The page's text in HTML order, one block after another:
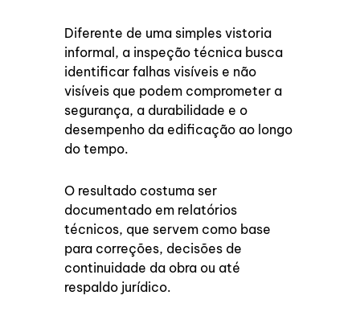
Diferente de uma simples vistoria
informal, a inspeção técnica busca
identificar falhas visíveis e não
visíveis que podem comprometer a
segurança, a durabilidade e o
desempenho da edificação ao longo
do tempo.
O resultado costuma ser
documentado em relatórios
técnicos, que servem como base
para correções, decisões de
continuidade da obra ou até
respaldo jurídico.